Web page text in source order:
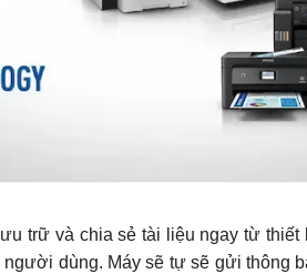
trữ và chia sẻ tài liệu ngay từ thiết
dùng. Máy sẽ tự sẽ gửi thông